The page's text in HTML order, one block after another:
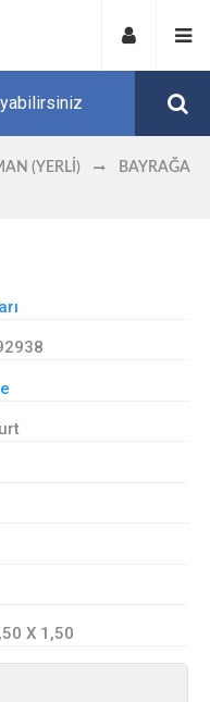
(YERLI)
BAYRAĞA
X 1,50